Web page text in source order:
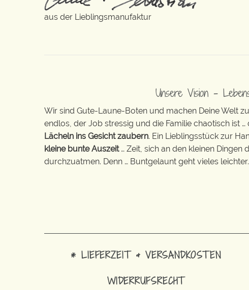
aus der Lieblingsmanufaktur
Unsere Vision –
Wir sind Gute-Laune-Boten und machen Deine Welt
endlos, der Job stressig und die Familie chaotisch ist
Lächeln ins Gesicht zaubern. Ein Lieblingsstück zur
kleine bunte Auszeit… Zeit, sich an den kleinen Dingen
durchzuatmen. Denn … Buntgelaunt geht vieles leichter.
* LIEFERZEIT & VERSANDKOSTEN
WIDERRUFSRECHT